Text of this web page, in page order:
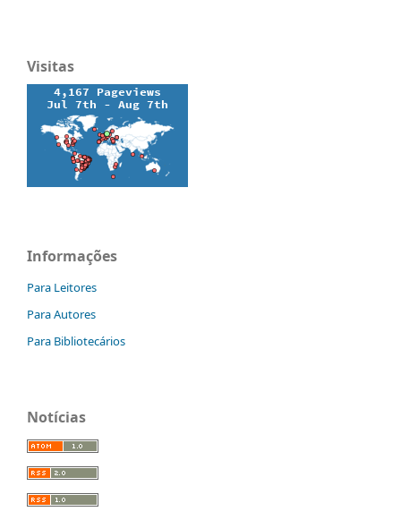
Visitas
Informações
Para Leitores
Para Autores
Para Bibliotecários
Notícias